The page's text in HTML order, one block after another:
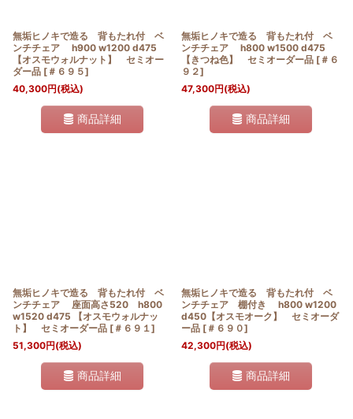
無垢ヒノキで造る 背もたれ付 ベ
ンチチェア h900 w1200 d475
【オスモウォルナット】 セミオー
ダー品 [ ＃６９５]
40,300円(税込)
商品詳細
無垢ヒノキで造る 背もたれ付 ベ
ンチチェア h800 w1500 d475
【きつね色】 セミオーダー品 [ ＃６
９２]
47,300円(税込)
商品詳細
無垢ヒノキで造る 背もたれ付 ベ
ンチチェア 座面高さ520 h800
w1520 d475 【オスモウォルナッ
ト】 セミオーダー品 [ ＃６９１]
51,300円(税込)
商品詳細
無垢ヒノキで造る 背もたれ付 ベ
ンチチェア 棚付き h800 w1200
d450【オスモオーク】 セミオーダ
ー品 [ ＃６９０]
42,300円(税込)
商品詳細